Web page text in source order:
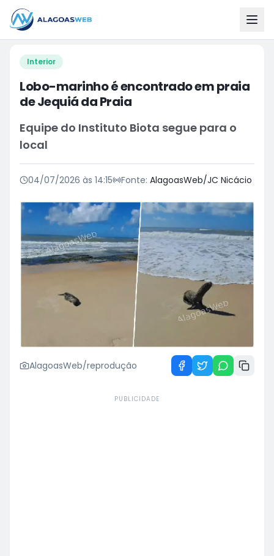
Interior
Lobo-marinho é encontrado em praia
de Jequiá da Praia
Equipe do Instituto Biota segue para o
local
04/07/2026 às 14:15 Fonte: AlagoasWeb/JC Nicácio
AlagoasWeb/reprodução
PUBLICIDADE